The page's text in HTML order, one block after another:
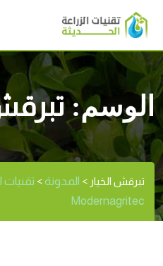
الوسم:
تبرقش الخيار > المدونة> تقنيات
Modernagritec